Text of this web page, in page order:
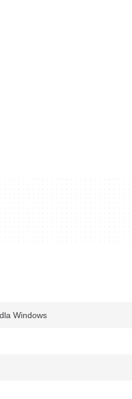
Windows